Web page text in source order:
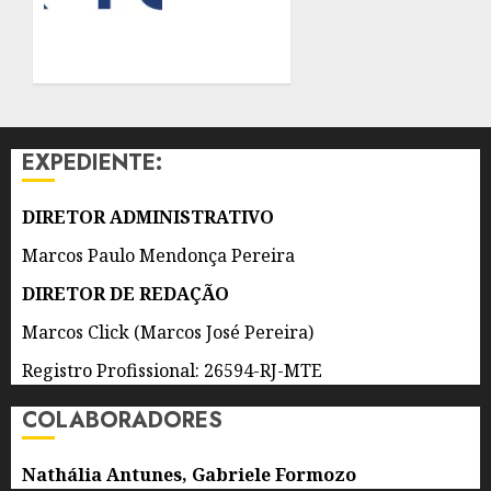
COMERCIAIS
AGOSTO
5 DE
AGOSTO
DE 2026
0
EXPEDIENTE:
DIRETOR ADMINISTRATIVO
Marcos Paulo Mendonça Pereira
DIRETOR DE REDAÇÃO
Marcos Click (Marcos José Pereira)
Registro Profissional: 26594-RJ-MTE
COLABORADORES
Nathália Antunes, Gabriele Formozo